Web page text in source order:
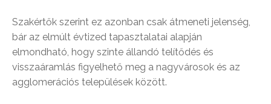
Szakértők szerint ez azonban csak átmeneti jelenség,
bár az elmúlt évtized tapasztalatai alapján
elmondható, hogy szinte állandó telítődés és
visszaáramlás figyelhető meg a nagyvárosok és az
agglomerációs települések között.